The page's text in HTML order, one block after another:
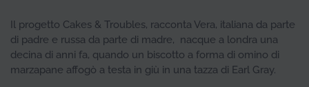
Il progetto Cakes & Troubles, racconta Vera, italiana da parte
di padre e russa da parte di madre, nacque a londra una
decina di anni fa, quando un biscotto a forma di omino di
marzapane affogò a testa in giù in una tazza di Earl Gray.